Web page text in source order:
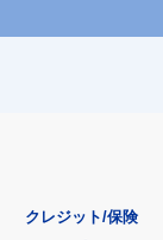
クレジット/保険